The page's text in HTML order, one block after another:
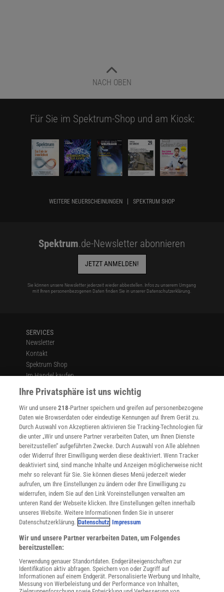
NACH OBEN
Für Sie im Spektrum-Shop und am Kiosk:
WEITERE NEUERSCHEINUNGEN SPEKTRUM SHOP
Spektrum.de-Newsletter abonnieren
JETZT ANMELDEN!
Sie können unsere Newsletter jederzeit wieder abbestellen. Infos zu unserem Umgang
mit Ihren personenbezogenen Daten finden Sie in unserer Datenschutzerklärung.
SERVICES
Newsletter
Kontakt
Spektrum Shop
Im Handel kaufen
Presse
Verträge kündigen
Widerruf
INFO
Mediadaten
Datenschutz
Nutzungsbedingungen
Cookie-Einstellungen
Utiq verwalten
Nutzungsbasierte Onlinewerbung
Alle Artikel
Impressum
Angebote für Schulen
Angebote für Institutionen
Sprachen lernen mit Gymglish
Lexika
Für Spektrum schreiben
Ihre Privatsphäre ist uns wichtig
Wir und unsere218-Partner speichern und greifen auf personenbezogene
Daten wie Browserdaten oder eindeutige Kennungen auf Ihrem Gerät zu.
Durch Auswahl von Akzeptieren aktivieren Sie Tracking-Technologien für
die unter „Wir und unsere Partner verarbeiten Daten, um Ihnen Dienste
bereitzustellen“ aufgeführten Zwecke. Durch Auswahl von Alle ablehnen
oder Widerruf Ihrer Einwilligung werden diese deaktiviert. Wenn Tracker
deaktiviert sind, sind manche Inhalte und Anzeigen möglicherweise nicht
mehr so relevant für Sie. Sie können dieses Menü jederzeit wieder
aufrufen, um Ihre Einstellungen zu ändern oder Ihre Einwilligung zu
widerrufen, indem Sie auf den Link Voreinstellungen verwalten am
unteren Rand der Webseite klicken. Ihre Einstellungen gelten innerhalb
unseres Website. Weitere Informationen finden Sie in unserer
Datenschutzerklärung. Datenschutz Impressum
Wir und unsere Partner verarbeiten Daten, um Folgendes
bereitzustellen:
Verwendung genauer Standortdaten. Endgeräteeigenschaften zur
Identifikation aktiv abfragen. Speichern von oder Zugriff auf
Informationen auf einem Endgerät. Personalisierte Werbung und Inhalte,
Messung von Werbeleistung und der Performance von Inhalten,